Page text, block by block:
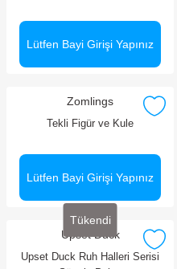
Lütfen Bayi Girişi Yapınız
Zomlings
Tekli Figür ve Kule
Lütfen Bayi Girişi Yapınız
Tükendi
Upset Duck
Upset Duck Ruh Halleri Serisi